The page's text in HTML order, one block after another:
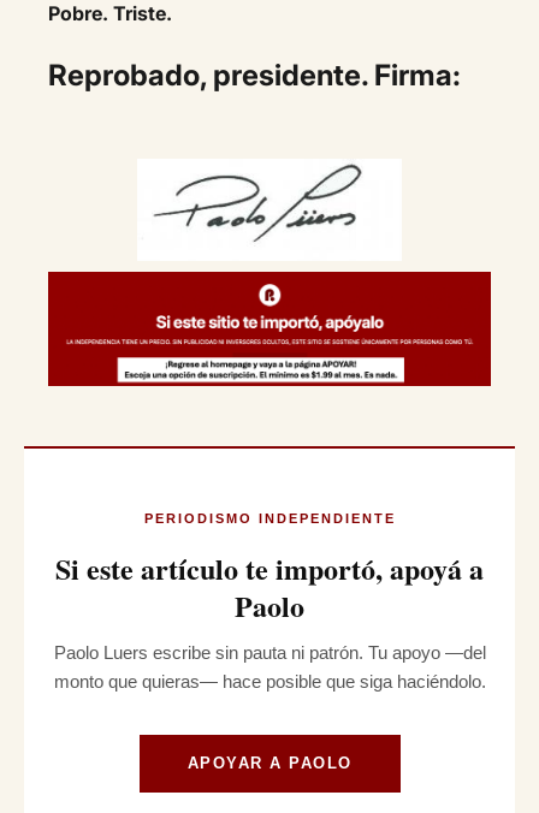
Pobre. Triste.
Reprobado, presidente. Firma:
PERIODISMO INDEPENDIENTE
Si este artículo te importó, apoyá a
Paolo
Paolo Luers escribe sin pauta ni patrón. Tu apoyo —del
monto que quieras— hace posible que siga haciéndolo.
APOYAR A PAOLO